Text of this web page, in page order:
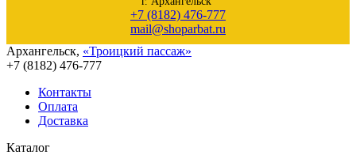
+7 (8182) 476-777
mail@shoparbat.ru
Архангельск, «Троицкий пассаж»
+7 (8182) 476-777
Контакты
Оплата
Доставка
Каталог